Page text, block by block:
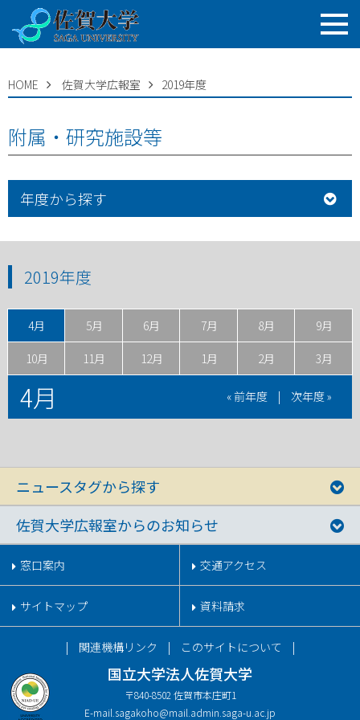
HOME 佐賀大学広報室 2019年度
附属・研究施設等
年度から探す
2019年度
4月 5月 6月 7月 8月 9月
10月 11月 12月 1月 2月 3月
4月 « 前年度 | 次年度 »
ニュースタグから探す
佐賀大学広報室からのお知らせ
窓口案内 交通アクセス
サイトマップ 資料請求
国立大学法人佐賀大学
〒840-8502 佐賀市本庄町1
E-mail. sagakoho@mail.admin.saga-u.ac.jp
関連機構リンク このサイトについて